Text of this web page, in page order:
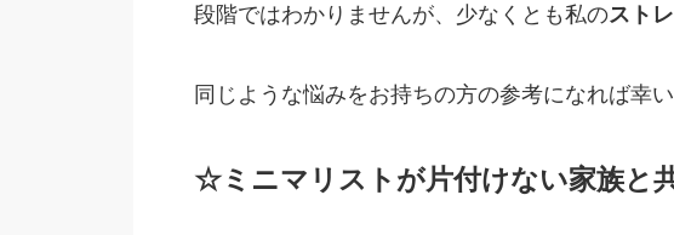
段階ではわかりませんが、少なくとも私のスト
同じような悩みをお持ちの方の参考になれば幸い
☆ミニマリストが片付けない家族と